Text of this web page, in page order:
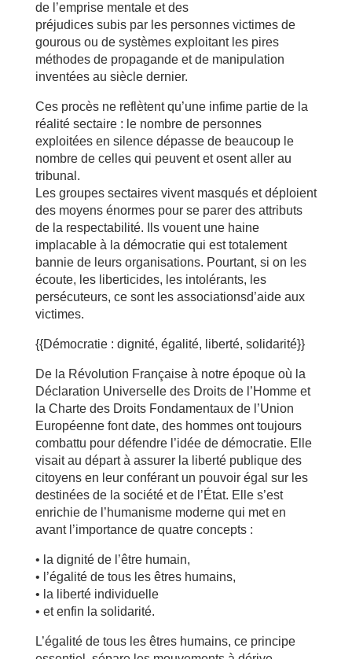
de l’emprise mentale et des
préjudices subis par les personnes victimes de
gourous ou de systèmes exploitant les pires
méthodes de propagande et de manipulation
inventées au siècle dernier.
Ces procès ne reflètent qu’une infime partie de la
réalité sectaire : le nombre de personnes
exploitées en silence dépasse de beaucoup le
nombre de celles qui peuvent et osent aller au
tribunal.
Les groupes sectaires vivent masqués et déploient
des moyens énormes pour se parer des attributs
de la respectabilité. Ils vouent une haine
implacable à la démocratie qui est totalement
bannie de leurs organisations. Pourtant, si on les
écoute, les liberticides, les intolérants, les
persécuteurs, ce sont les associationsd’aide aux
victimes.
{{Démocratie : dignité, égalité, liberté, solidarité}}
De la Révolution Française à notre époque où la
Déclaration Universelle des Droits de l’Homme et
la Charte des Droits Fondamentaux de l’Union
Européenne font date, des hommes ont toujours
combattu pour défendre l’idée de démocratie. Elle
visait au départ à assurer la liberté publique des
citoyens en leur conférant un pouvoir égal sur les
destinées de la société et de l’État. Elle s’est
enrichie de l’humanisme moderne qui met en
avant l’importance de quatre concepts :
• la dignité de l’être humain,
• l’égalité de tous les êtres humains,
• la liberté individuelle
• et enfin la solidarité.
L’égalité de tous les êtres humains, ce principe